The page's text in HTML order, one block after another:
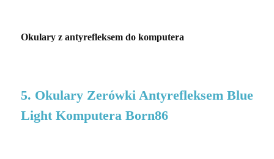
Okulary z antyrefleksem do komputera
5. Okulary Zerówki Antyrefleksem Blue
Light Komputera Born86